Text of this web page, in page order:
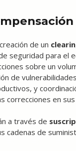
de un
seguridad para el
sobre un
de
y
correcciones en
a través de
cadenas de